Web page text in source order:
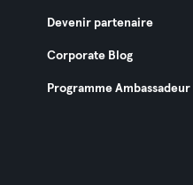
Devenir partenaire
Corporate Blog
Programme Ambassadeur